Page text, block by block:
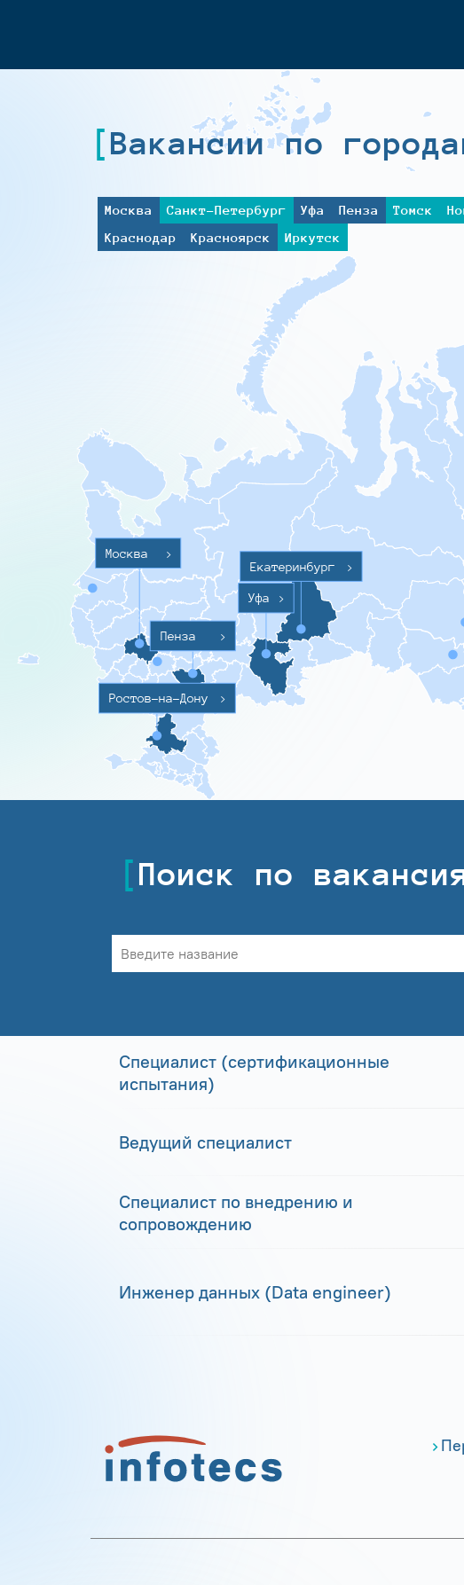
Вакансии по
Москва Санкт-Петербург Уфа Пенза Томск
Краснодар
Красноярск Иркутск
Москва >
Ростов-на-Дону >
Пенза >
Уфа >
Екатеринбург >
Поиск по
Специалист (сертификационные
испытания)
Ведущий специалист
Специалист по внедрению и
сопровождению
Инженер данных (Data engineer)